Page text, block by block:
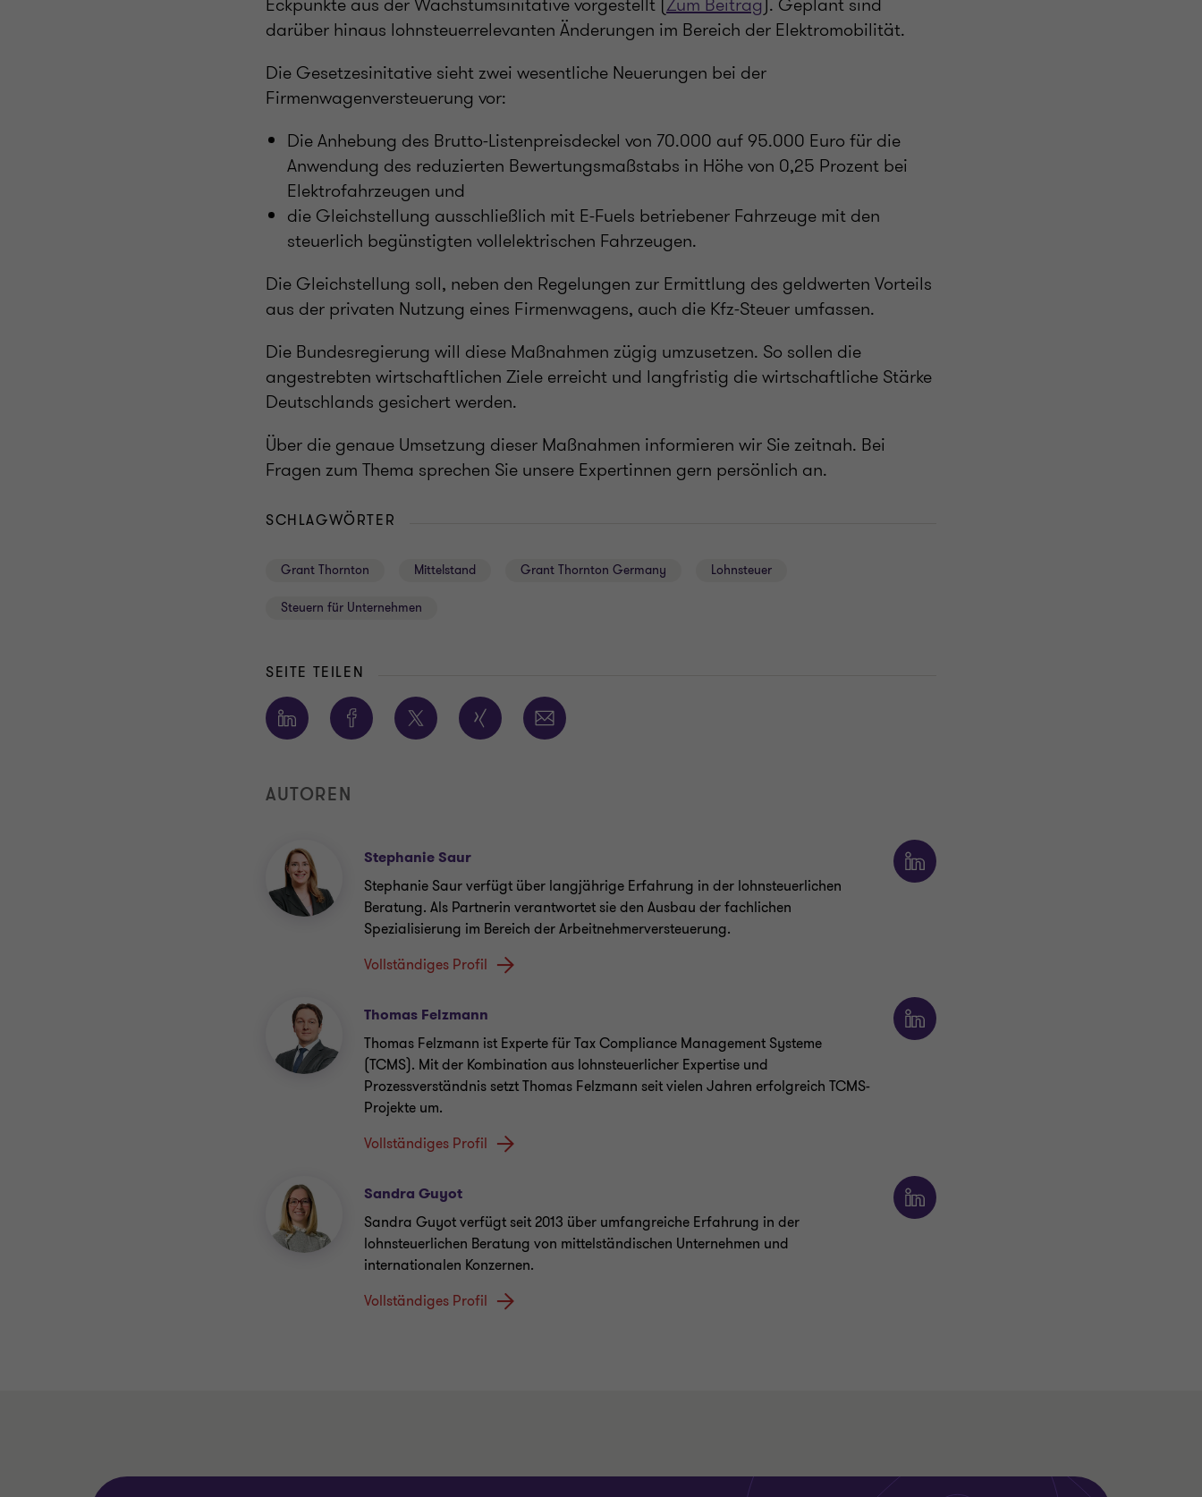
darüber hinaus lohnsteuerrelevanten Änderungen im Bereich der Elektromobilität.
Die Gesetzesinitative sieht zwei wesentliche Neuerungen bei der
Firmenwagenversteuerung vor:
Die Anhebung des Brutto-Listenpreisdeckel von 70.000 auf 95.000 Euro für die
Anwendung des reduzierten Bewertungsmaßstabs in Höhe von 0,25 Prozent bei
Elektrofahrzeugen und
die Gleichstellung ausschließlich mit E-Fuels betriebener Fahrzeuge mit den
steuerlich begünstigten vollelektrischen Fahrzeugen.
Die Gleichstellung soll, neben den Regelungen zur Ermittlung des geldwerten Vorteils
aus der privaten Nutzung eines Firmenwagens, auch die Kfz-Steuer umfassen.
Die Bundesregierung will diese Maßnahmen zügig umzusetzen. So sollen die
angestrebten wirtschaftlichen Ziele erreicht und langfristig die wirtschaftliche Stärke
Deutschlands gesichert werden.
Über die genaue Umsetzung dieser Maßnahmen informieren wir Sie zeitnah. Bei
Fragen zum Thema sprechen Sie unsere Expertinnen gern persönlich an.
SCHLAGWÖRTER
Grant Thornton Mittelstand Grant Thornton Germany Lohnsteuer
Steuern für Unternehmen
SEITE TEILEN
AUTOREN
Stephanie Saur
Stephanie Saur verfügt über langjährige Erfahrung in der lohnsteuerlichen
Beratung. Als Partnerin verantwortet sie den Ausbau der fachlichen
Spezialisierung im Bereich der Arbeitnehmerversteuerung.
Vollständiges Profil
Thomas Felzmann
Thomas Felzmann ist Experte für Tax Compliance Management Systeme
(TCMS). Mit der Kombination aus lohnsteuerlicher Expertise und
Prozessverständnis setzt Thomas Felzmann seit vielen Jahren erfolgreich TCMS-
Projekte um.
Vollständiges Profil
Sandra Guyot
Sandra Guyot verfügt seit 2013 über umfangreiche Erfahrung in der
lohnsteuerlichen Beratung von mittelständischen Unternehmen und
internationalen Konzernen.
Vollständiges Profil